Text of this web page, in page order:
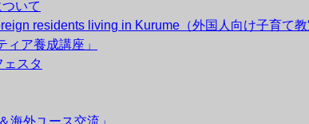
いて
residents living in Kurume（外国人向け子育て教
ア養成講座」
スタ
海外ユース交流」